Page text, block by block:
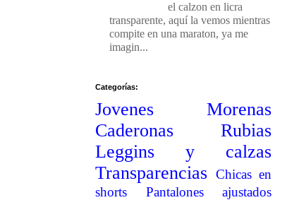
el calzon en licra
transparente, aquí la vemos mientras
compite en una maraton, ya me
imagin...
Categorías:
Jovenes
Morenas
Caderonas
Rubias
Leggins y calzas
Transparencias Chicas en
shorts
Pantalones ajustados